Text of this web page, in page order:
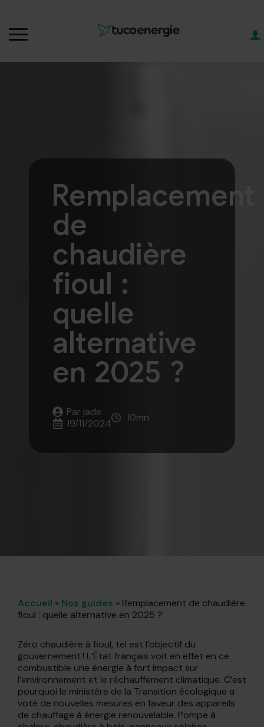
Remplacement
de
chaudière
fioul :
quelle
alternative
en 2025 ?
Par jade
19/11/2024
10mn
Accueil » Nos guides » Remplacement de chaudière
fioul : quelle alternative en 2025 ?
Zéro chaudière à fioul, tel est l’objectif du
gouvernement ! L’État français voit en effet en ce
combustible une énergie à fort impact sur
l’environnement et le réchauffement climatique. C’est
pourquoi le ministère de la Transition écologique a
voté de nouvelles mesures en faveur des appareils
de chauffage à énergie renouvelable. Pompe à